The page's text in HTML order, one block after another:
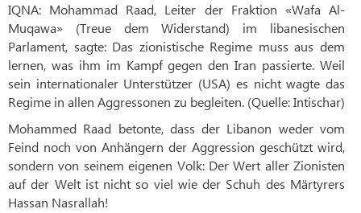
IQNA: Mohammad Raad, Leiter der Fraktion «Wafa Al-
Muqawa» (Treue dem Widerstand) im libanesischen
Parlament, sagte: Das zionistische Regime muss aus dem
lernen, was ihm im Kampf gegen den Iran passierte. Weil
sein internationaler Unterstützer (USA) es nicht wagte das
Regime in allen Aggressonen zu begleiten. (Quelle: Intischar)
Mohammed Raad betonte, dass der Libanon weder vom
Feind noch von Anhängern der Aggression geschützt wird,
sondern von seinem eigenen Volk: Der Wert aller Zionisten
auf der Welt ist nicht so viel wie der Schuh des Märtyrers
Hassan Nasrallah!